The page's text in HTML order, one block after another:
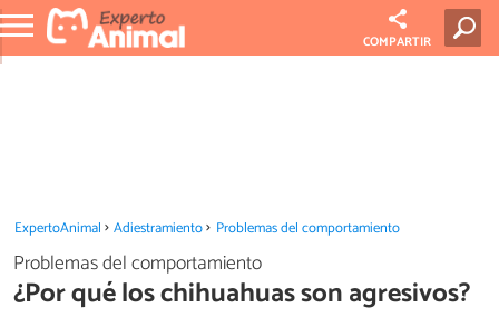
COMPARTIR
ExpertoAnimal Adiestramiento Problemas del comportamiento
Problemas del comportamiento
¿Por qué los chihuahuas son agresivos?